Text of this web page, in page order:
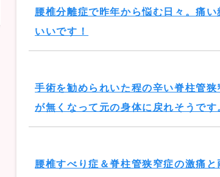
腰椎分離症で昨年から悩む日々。痛
いいです！
手術を勧められいた程の辛い脊柱管
が無くなって元の身体に戻れそうです
腰椎すべり症＆脊柱管狭窄症の激痛